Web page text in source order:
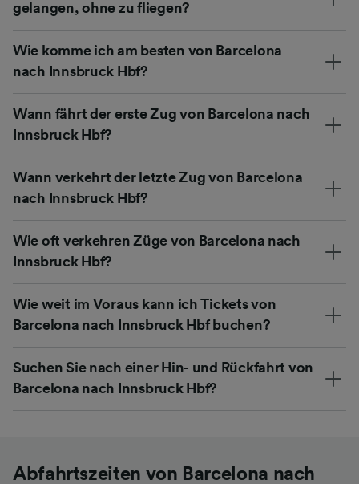
gelangen, ohne zu fliegen?
Wie komme ich am besten von Barcelona
nach Innsbruck Hbf?
Wann fährt der erste Zug von Barcelona nach
Innsbruck Hbf?
Wann verkehrt der letzte Zug von Barcelona
nach Innsbruck Hbf?
Wie oft verkehren Züge von Barcelona nach
Innsbruck Hbf?
Wie weit im Voraus kann ich Tickets von
Barcelona nach Innsbruck Hbf buchen?
Suchen Sie nach einer Hin- und Rückfahrt von
Barcelona nach Innsbruck Hbf?
Abfahrtszeiten von Barcelona nach